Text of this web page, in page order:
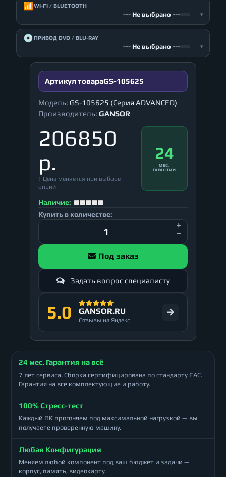
📶 WI-FI / BLUETOOTH
--- Не выбрано --- ▾
💿ПРИВОД DVD / BLU-RAY
--- Не выбрано --- ▾
Артикул товараGS-105625
Модель: GS-105625 (Серия ADVANCED)
Производитель: GANSOR
206850
р.
↕ Цена меняется при выборе
опций
24
МЕС.
ГАРАНТИИ
Наличие:
Купить в количестве:
Под заказ
Задать вопрос специалисту
5.0 GANSOR.RU
Отзывы на Яндекс
24 мес. Гарантия на всё
7 лет сервиса. Сборка сертифицирована по стандарту ЕАС.
Гарантия на все комплектующие и работу.
100% Стресс-тест
Каждый ПК прогоняем под максимальной нагрузкой — вы
получаете проверенную машину.
Любая Конфигурация
Меняем любой компонент под ваш бюджет и задачи —
корпус, память, видеокарту.